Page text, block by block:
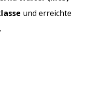
und erreichte